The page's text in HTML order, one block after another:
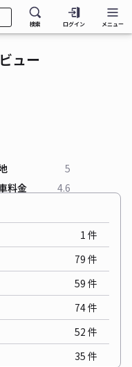
検索 ログイン メニュー
ュー
5
料金
4.6
1 件
79 件
59 件
74件
52 件
35 件